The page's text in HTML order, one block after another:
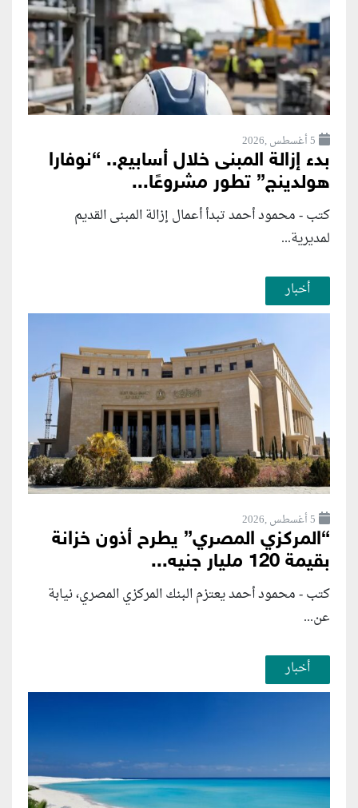
5 أغسطس ,2026
بدء إزالة المبنى خلال أسابيع.. “نوفارا
هولدينج” تطور مشروعًا...
كتب - محمود أحمد تبدأ أعمال إزالة المبنى القديم
لمديرية...
أخبار
5 أغسطس ,2026
“المركزي المصري” يطرح أذون خزانة
بقيمة 120 مليار جنيه...
كتب - محمود أحمد يعتزم البنك المركزي المصري، نيابة
عن...
أخبار